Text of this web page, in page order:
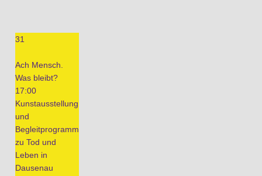
31
Ach Mensch.
Was bleibt?
17:00
Kunstausstellung
und
Begleitprogramm
zu Tod und
Leben in
Dausenau